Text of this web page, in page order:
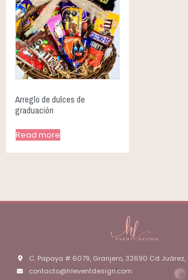
Arreglo de dulces de
graduación
Read more
C. Papaya # 6079, Granjero, 32690 Cd Juárez,
contacto@hleventdesign.com